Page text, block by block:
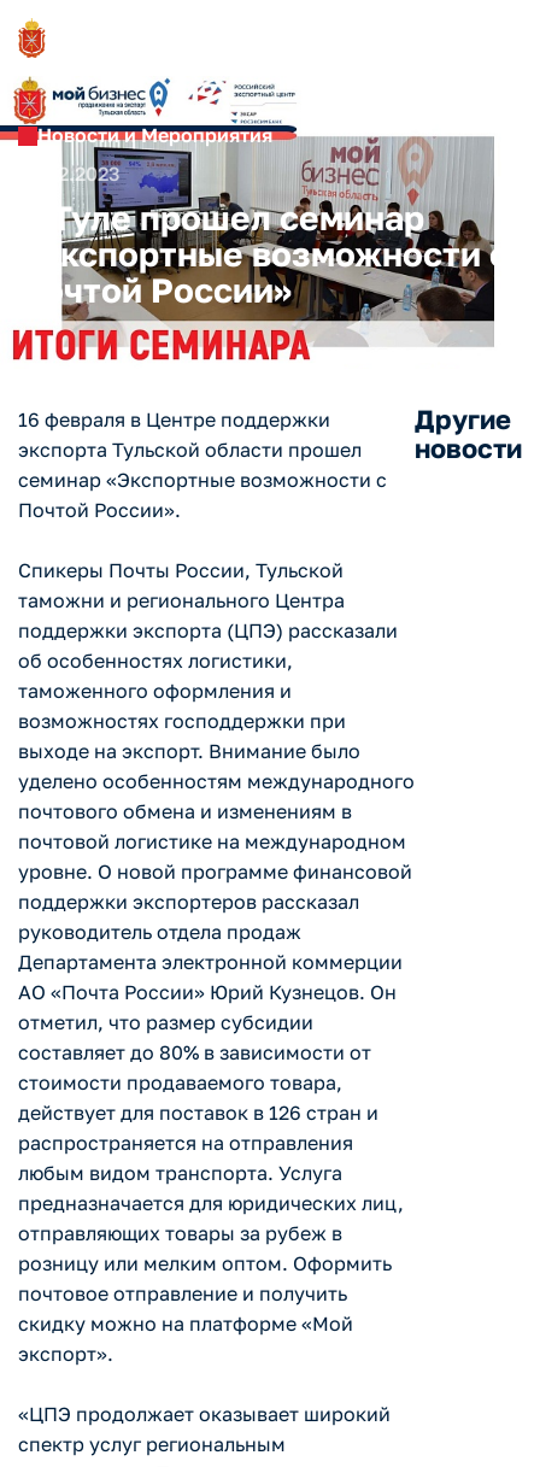
Новости и Мероприятия
16.02.2023
В Туле прошел семинар
«Экспортные возможности с
Почтой России»
16 февраля в Центре поддержки
экспорта Тульской области прошел
семинар «Экспортные возможности с
Почтой России».
Спикеры Почты России, Тульской
таможни и регионального Центра
поддержки экспорта (ЦПЭ) рассказали
об особенностях логистики,
таможенного оформления и
возможностях господдержки при
выходе на экспорт. Внимание было
уделено особенностям международного
почтового обмена и изменениям в
почтовой логистике на международном
уровне. О новой программе финансовой
поддержки экспортеров рассказал
руководитель отдела продаж
Департамента электронной коммерции
АО «Почта России» Юрий Кузнецов. Он
отметил, что размер субсидии
составляет до 80% в зависимости от
стоимости продаваемого товара,
действует для поставок в 126 стран и
распространяется на отправления
любым видом транспорта. Услуга
предназначается для юридических лиц,
отправляющих товары за рубеж в
розницу или мелким оптом. Оформить
почтовое отправление и получить
скидку можно на платформе «Мой
экспорт».
«ЦПЭ продолжает оказывает широкий
спектр услуг региональным
Другие
новости